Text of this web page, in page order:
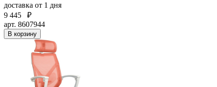
доставка от 1 дня
9 445
₽
арт. 8607944
В корзину